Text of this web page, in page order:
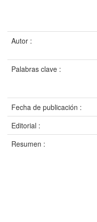
Autor :
Palabras clave :
Fecha de publicación :
Editorial :
Resumen :